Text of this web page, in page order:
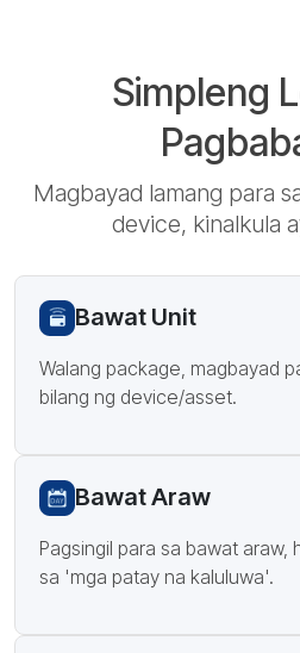
Simpleng
Magbayad lamang para
device, kinalkula
Bawat Unit
Walang package, magbayad
bilang ng device/asset.
Bawat Araw
Pagsingil para sa bawat araw,
sa 'mga patay na kaluluwa'.